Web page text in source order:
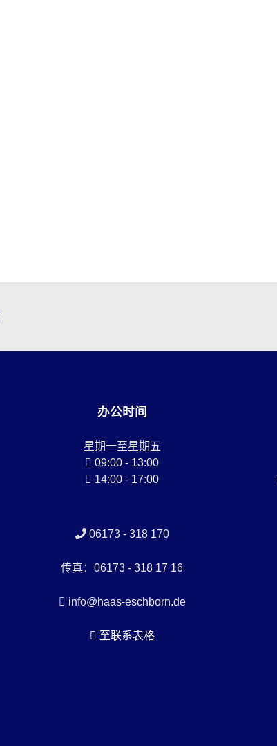
办公时间
星期一至星期五
09:00 - 13:00
14:00 - 17:00
06173 - 318 170
传真：06173 - 318 17 16
info@haas-eschborn.de
至联系表格